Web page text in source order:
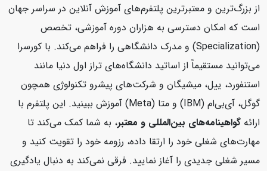
از بزرگ‌ترین و معتبرترین پلتفرم‌های آموزش آنلاین در سراسر جهان
است که امکان دسترسی به هزاران دوره آموزشی، تخصص
(Specialization) و مدرک دانشگاهی را فراهم می‌کند. با کورسرا
می‌توانید مستقیماً از اساتید دانشگاه‌های تراز اول دنیا مانند
استنفورد، ییل، میشیگان و شرکت‌های پیشرو تکنولوژی همچون
گوگل، آی‌بی‌ام (IBM) و متا (Meta) آموزش ببینید. این پلتفرم با
ارائهگواهینامه‌های بین‌المللی و معتبر، به شما کمک می‌کند تا
مهارت‌های شغلی خود را ارتقا داده، رزومه خود را تقویت کنید و
مسیر شغلی جدیدی را آغاز نمایید. فرقی نمی‌کند به دنبال یادگیری